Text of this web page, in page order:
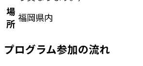
場
所 福岡県内
プログラム参加の流れ